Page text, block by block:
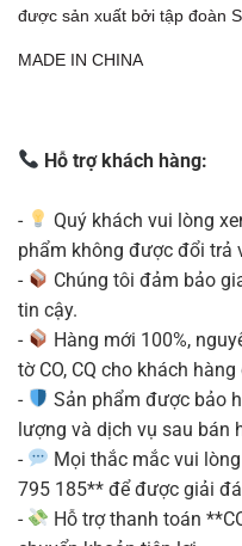
được sản xuất bởi tập đoàn
MADE IN CHINA
Hỗ trợ khách hàng:
-
Quý khách vui lòng
phẩm không được đổi trả
-
Chúng tôi đảm bảo
tin cậy.
-
Hàng mới 100%,
tờ CO, CQ cho khách
-
Sản phẩm được bảo
lượng và dịch vụ sau bán
-
Mọi thắc mắc vui
795 185** để được giải
-
Hỗ trợ thanh toán